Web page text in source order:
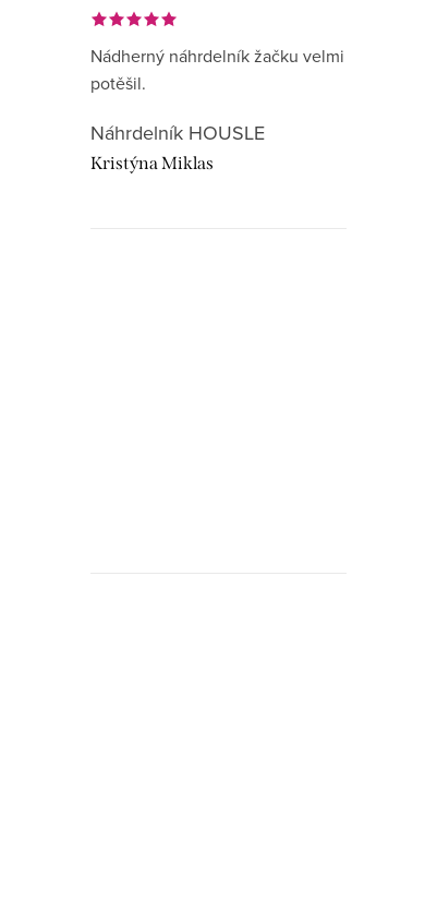
Nádherný náhrdelník žačku velmi
potěšil.
Náhrdelník HOUSLE
Kristýna Miklas